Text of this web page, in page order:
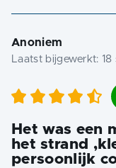
Anoniem
Laatst bijgewerkt:
Het was een
het strand
persoonlijk